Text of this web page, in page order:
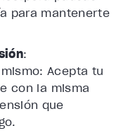
para mantenerte
:
Acepta tu
con la misma
que